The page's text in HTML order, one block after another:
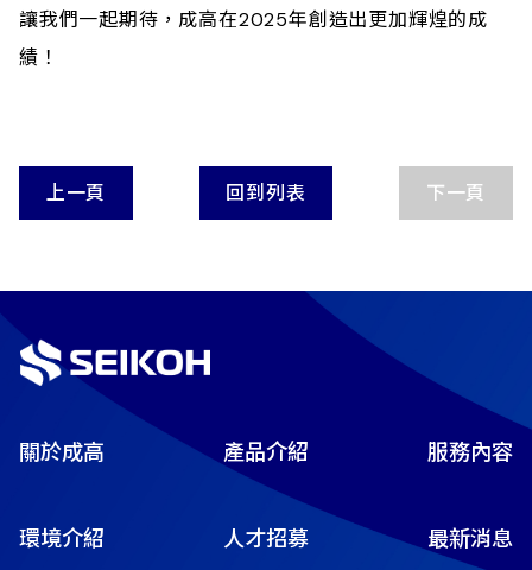
讓我們一起期待，成高在2025年創造出更加輝煌的成
績！
上一頁 回到列表 下一頁
關於成高 產品介紹 服務內容
環境介紹 人才招募 最新消息